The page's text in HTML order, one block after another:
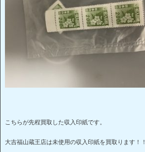
こちらが先程買取した収入印紙です。
大吉福山蔵王店は未使用の収入印紙を買取ります！！